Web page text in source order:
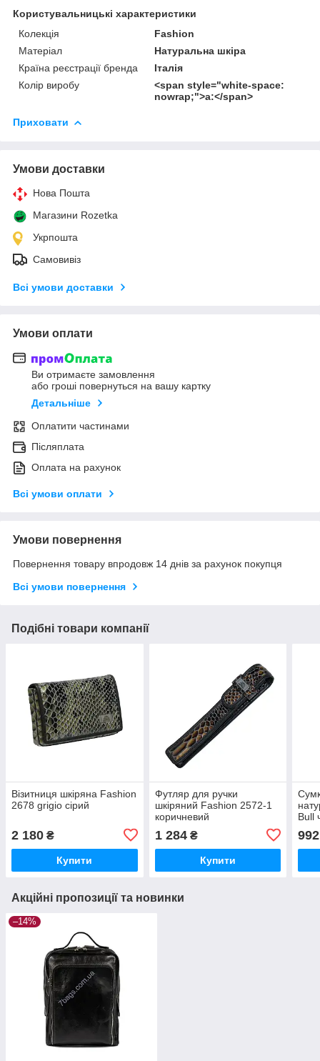
Користувальницькі характеристики
Колекція
Fashion
Матеріал
Натуральна шкіра
Країна реєстрації бренда
Італія
Колір виробу
<span style="white-space:
nowrap;">а:</span>
Приховати
Умови доставки
Нова Пошта
Магазини Rozetka
Укрпошта
Самовивіз
Всі умови доставки
Умови оплати
Ви отримаєте замовлення
або гроші повернуться на вашу картку
Детальніше
Оплатити частинами
Післяплата
Оплата на рахунок
Всі умови оплати
Умови повернення
Повернення товару впродовж 14 днів за рахунок покупця
Всі умови повернення
Подібні товари компанії
Візитниця шкіряна Fashion
2678 grigio сірий
2 180 ₴
Купити
Футляр для ручки
шкіряний Fashion 2572-1
коричневий
1 284₴
Купити
Bull
992
Акційні пропозиції та новинки
–14%